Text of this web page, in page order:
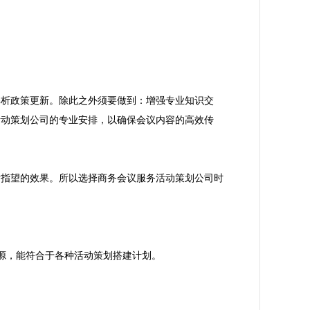
政策更新。除此之外须要做到：增强专业知识交
策划公司的专业安排，以确保会议内容的高效传
望的效果。所以选择商务会议服务活动策划公司时
能符合于各种活动策划搭建计划。